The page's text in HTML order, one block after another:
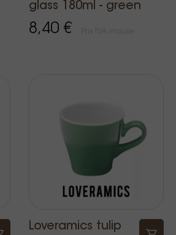
glass 180ml - green
8,40 €
Loveramics tulip